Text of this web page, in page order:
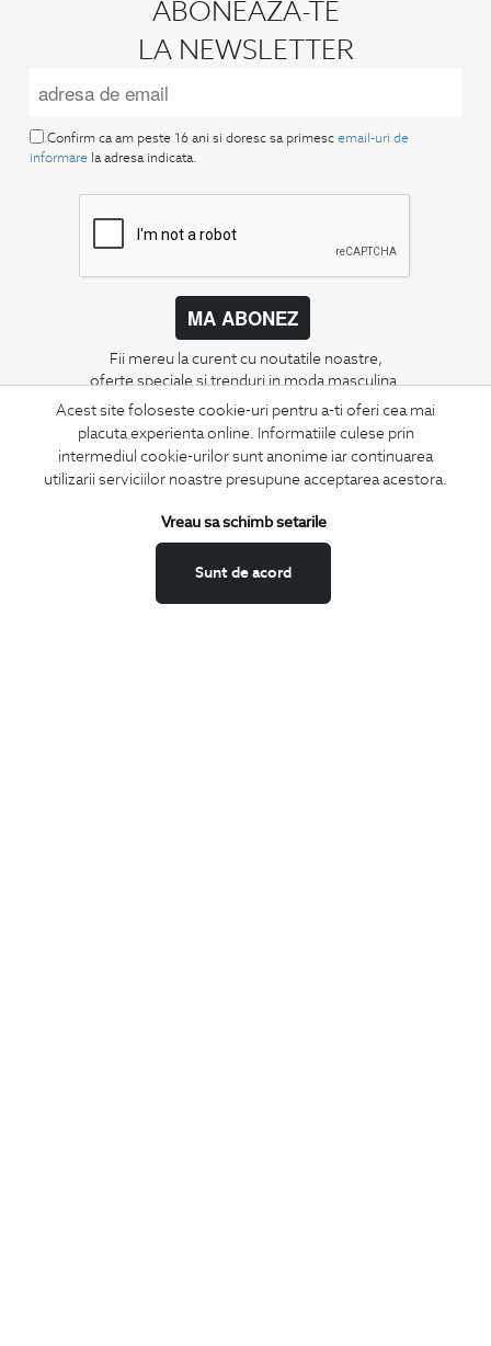
Acest site foloseste cookie-uri pentru a-ti oferi cea mai
placuta experienta online. Informatiile culese prin
intermediul cookie-urilor sunt anonime iar continuarea
utilizarii serviciilor noastre presupune acceptarea acestora.
Sunt de acord
Vreau sa schimb setarile
ABONEAZA-TE
LA NEWSLETTER
Confirm ca am peste 16 ani si doresc sa primesc email-uri de
informare la adresa indicata.
MA ABONEZ
Fii mereu la curent cu noutatile noastre,
oferte speciale si trenduri in moda masculina.
CONCIERGE
Termeni si conditii
Schimburi si retur
Securitatea datelor
ANPC